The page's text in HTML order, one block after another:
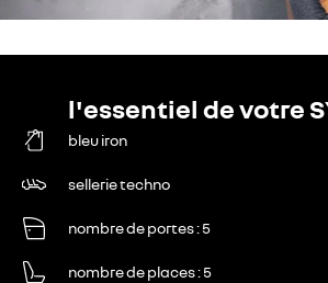
l'essentiel de votre
bleu iron
sellerie techno
nombre de portes 5
nombre de places 5